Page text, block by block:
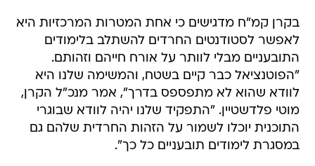
התובעניים מבלי לוותר על אורח חייהם וזהותם.
"הפוטנציאל כבר קיים בשטח, והמשימה שלנו היא
לוודא שהוא לא מתפספס בדרך", אמר מנכ"ל הקרן,
מוטי פלדשטיין. "התפקיד שלנו יהיה לוודא שבוגרי
התוכנית יוכלו לשמור על הזהות החרדית שלהם גם
במסגרת לימודים תובעניים כל כך".